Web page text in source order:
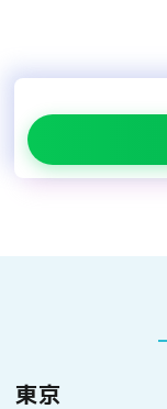
東京